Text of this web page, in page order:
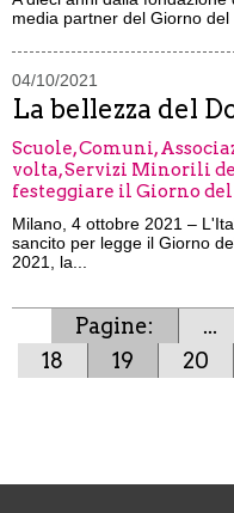
media partner del Giorno del
04/10/2021
La bellezza del
Scuole, Comuni,
volta, Servizi Minorili
festeggiare il Giorno del
Milano, 4 ottobre 2021 –
sancito per legge il Giorno
2021, la...
Pagine: ...
18
19 20